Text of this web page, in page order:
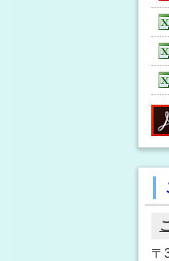
〒